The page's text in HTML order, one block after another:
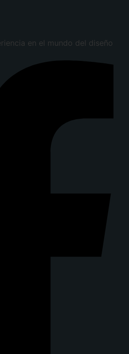
en el mundo del diseño